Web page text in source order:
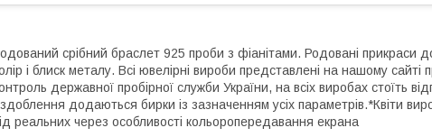
срібний браслет 925 проби з фіанітами. Родовані прикраси
і блиск металу. Всі ювелірні вироби представлені на нашому сайті
державної пробірної служби України, на всіх виробах стоїть
додаються бирки із зазначенням усіх параметрів.*Квіти
реальних через особливості кольоропередавання екрана